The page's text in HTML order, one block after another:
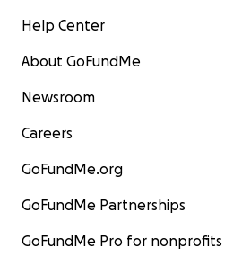
Help Center
About GoFundMe
Newsroom
Careers
GoFundMe.org
GoFundMe Partnerships
GoFundMe Pro for nonprofits